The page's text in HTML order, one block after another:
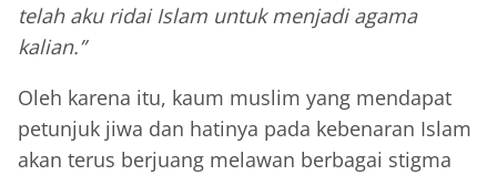
telah aku ridai Islam untuk menjadi agama
kalian.”
Oleh karena itu, kaum muslim yang mendapat
petunjuk jiwa dan hatinya pada kebenaran Islam
akan terus berjuang melawan berbagai stigma